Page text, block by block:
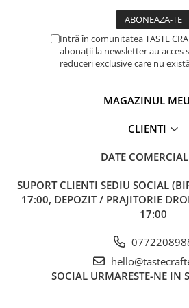
Intră în comunitatea TASTE
abonații la newsletter au acces
reduceri exclusive care nu
MAGAZINUL MEU
CLIENTI
DATE
SUPORT CLIENTI SEDIU SOCIAL
17:00, DEPOZIT / PRAJITORIE
17:00
SOCIAL URMARESTE-NE IN